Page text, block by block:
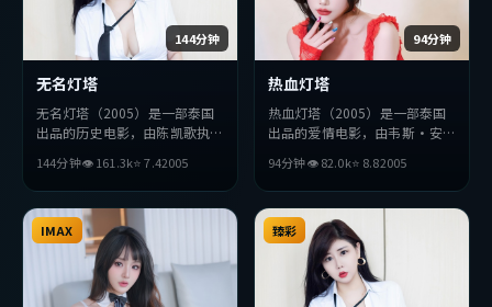
144分钟
无名灯塔
无名灯塔（2005）是一部泰国
出品的历史电影，由陈凯歌执
演。影片在叙事与视听上力求突
破，探讨人性与抉择，节奏张弛
有度，适合喜欢该类型的观众完
整观看。
144分钟👁161.3k⭐7.42005
94分钟
热血灯塔
热血灯塔（2005）是一部泰国
出品的爱情电影，由韦斯·安
胡歌等主演。影片在叙事与视听
上力求突破，探讨人性与抉择，
节奏张弛有度，适合喜欢该类型
的观众完整观看。
94分钟👁82.0k⭐ 8.82005
IMAX 臻彩